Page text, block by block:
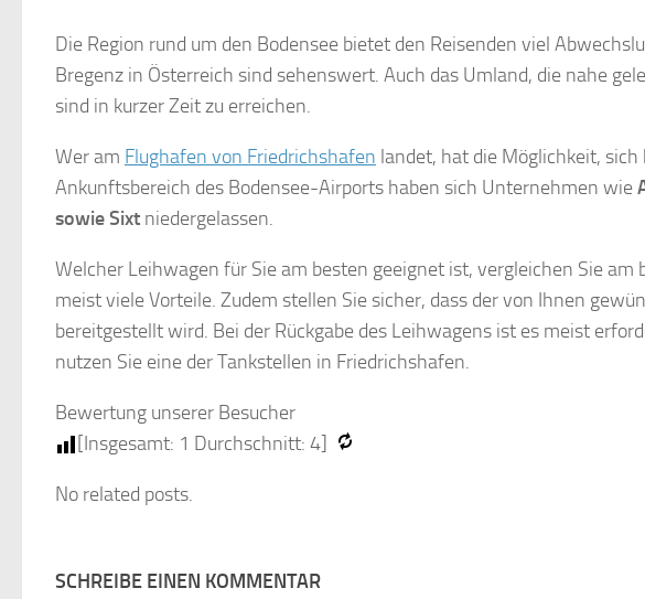
Die Region rund um den Bodensee bietet den Reisenden viel
Bregenz in Österreich sind sehenswert. Auch das Umland, die nahe
sind in kurzer Zeit zu erreichen.
Wer am Flughafen von Friedrichshafen landet, hat die Möglichkeit,
Ankunftsbereich des Bodensee-Airports haben sich Unternehmen wie
sowie Sixt niedergelassen.
Welcher Leihwagen für Sie am besten geeignet ist, vergleichen Sie
meist viele Vorteile. Zudem stellen Sie sicher, dass der von Ihnen
bereitgestellt wird. Bei der Rückgabe des Leihwagens ist es meist
nutzen Sie eine der Tankstellen in Friedrichshafen.
Bewertung unserer Besucher
[Insgesamt: 1 Durchschnitt: 4]
No related posts.
SCHREIBE EINEN KOMMENTAR